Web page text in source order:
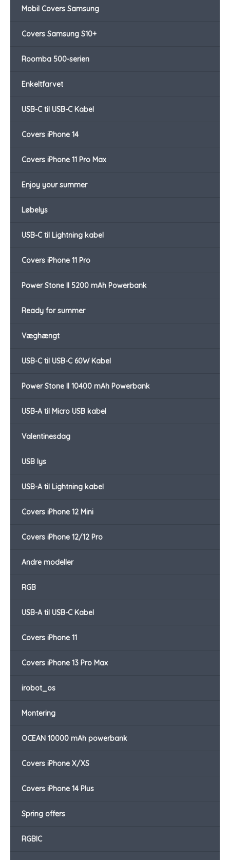
Mobil Covers Samsung
Covers Samsung S10+
Roomba 500-serien
Enkeltfarvet
USB-C til USB-C Kabel
Covers iPhone 14
Covers iPhone 11 Pro Max
Enjoy your summer
Løbelys
USB-C til Lightning kabel
Covers iPhone 11 Pro
Power Stone II 5200 mAh Powerbank
Ready for summer
Væghængt
USB-C til USB-C 60W Kabel
Power Stone II 10400 mAh Powerbank
USB-A til Micro USB kabel
Valentinesdag
USB lys
USB-A til Lightning kabel
Covers iPhone 12 Mini
Covers iPhone 12/12 Pro
Andre modeller
RGB
USB-A til USB-C Kabel
Covers iPhone 11
Covers iPhone 13 Pro Max
irobot_os
Montering
OCEAN 10000 mAh powerbank
Covers iPhone X/XS
Covers iPhone 14 Plus
Spring offers
RGBIC